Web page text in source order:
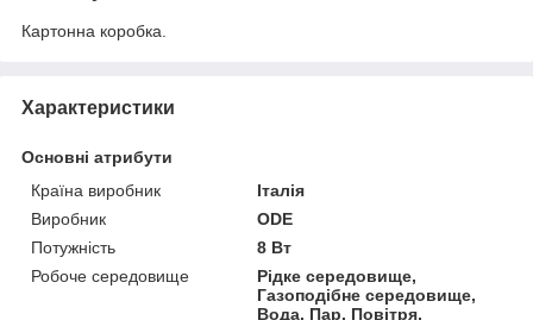
Картонна коробка.
Характеристики
Основні атрибути
Країна виробник
Італія
Виробник
ODE
Потужність
8 Вт
Робоче середовище
Рідке середовище,
Газоподібне середовище,
Вода, Пар, Повітря,